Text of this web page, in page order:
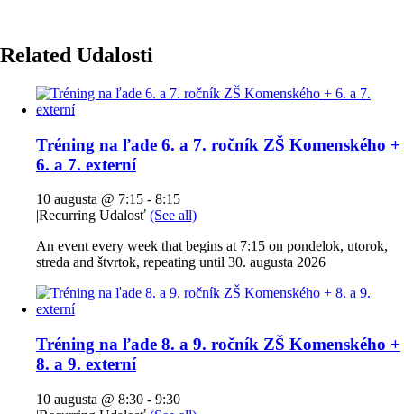
Related Udalosti
Tréning na ľade 6. a 7. ročník ZŠ Komenského +
6. a 7. externí
10 augusta @ 7:15 - 8:15
|Recurring Udalosť (See all)
An event every week that begins at 7:15 on pondelok, utorok,
streda and štvrtok, repeating until 30. augusta 2026
Tréning na ľade 8. a 9. ročník ZŠ Komenského +
8. a 9. externí
10 augusta @ 8:30 - 9:30